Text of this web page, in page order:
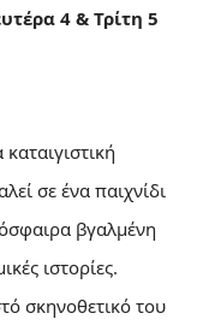
4 & Τρίτη 5
σε ένα παιχνίδι
βγαλμένη
ιστορίες.
σκηνοθετικό του